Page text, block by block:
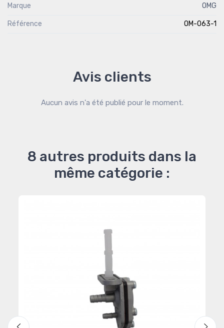
Marque OMG
Référence OM-063-1
Avis clients
Aucun avis n'a été publié pour le moment.
8 autres produits dans la
même catégorie :